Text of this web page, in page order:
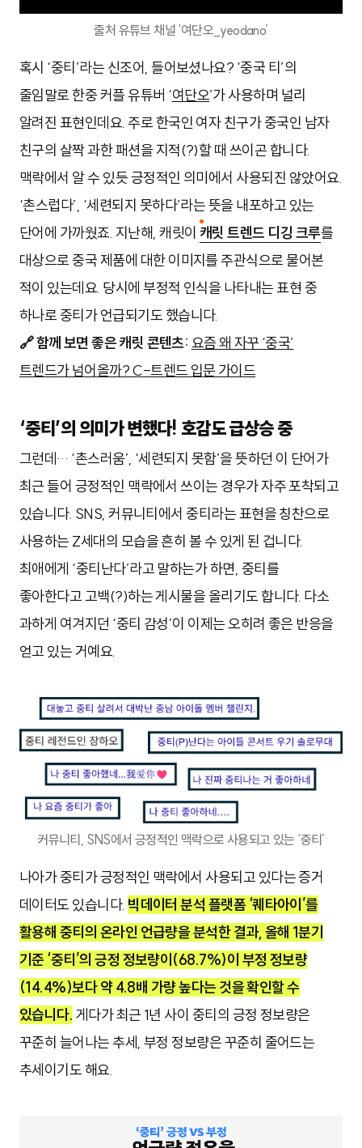
출처 유튜브 채널 ‘여단오_yeodano’
혹시 ‘중티’라는 신조어, 들어보셨나요? ‘중국 티’의
줄임말로 한중 커플 유튜버 ‘여단오’가 사용하며 널리
알려진 표현인데요. 주로 한국인 여자 친구가 중국인 남자
친구의 살짝 과한 패션을 지적(?)할 때 쓰이곤 합니다.
맥락에서 알 수 있듯 긍정적인 의미에서 사용되진 않았어요.
‘촌스럽다’, ‘세련되지 못하다’라는 뜻을 내포하고 있는
단어에 가까웠죠. 지난해, 캐릿이 캐릿 트렌드 디깅 크루를
대상으로 중국 제품에 대한 이미지를 주관식으로 물어본
적이 있는데요. 당시에 부정적 인식을 나타내는 표현 중
하나로 중티가 언급되기도 했습니다.
🔗 함께 보면 좋은 캐릿 콘텐츠: 요즘 왜 자꾸 ‘중국’
트렌드가 넘어올까? C-트렌드 입문 가이드
‘중티’의 의미가 변했다! 호감도 급상승 중
그런데… ‘촌스러움’, ‘세련되지 못함’을 뜻하던 이 단어가
최근 들어 긍정적인 맥락에서 쓰이는 경우가 자주 포착되고
있습니다. SNS, 커뮤니티에서 중티라는 표현을 칭찬으로
사용하는 Z세대의 모습을 흔히 볼 수 있게 된 겁니다.
최애에게 ‘중티난다’라고 말하는가 하면, 중티를
좋아한다고 고백(?)하는 게시물을 올리기도 합니다. 다소
과하게 여겨지던 ‘중티 감성’이 이제는 오히려 좋은 반응을
얻고 있는 거예요.
커뮤니티, SNS에서 긍정적인 맥락으로 사용되고 있는 ‘중티’
나아가 중티가 긍정적인 맥락에서 사용되고 있다는 증거
데이터도 있습니다. 빅데이터 분석 플랫폼 ‘퀘타아이’를
활용해 중티의 온라인 언급량을 분석한 결과, 올해 1분기
기준 ‘중티’의 긍정 정보량이(68.7%)이 부정 정보량
(14.4%)보다 약 4.8배 가량 높다는 것을 확인할 수
있습니다. 게다가 최근 1년 사이 중티의 긍정 정보량은
꾸준히 늘어나는 추세, 부정 정보량은 꾸준히 줄어드는
추세이기도 해요.